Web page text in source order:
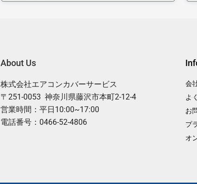
About Us
株式会社エアコンカバーサービス
〒251-0053 神奈川県藤沢市本町2-12-4
営業時間：平日10:00~17:00
電話番号：0466-52-4806
会
よ
お
プ
オ